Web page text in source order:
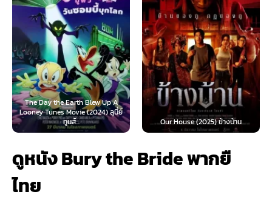
Blew Up A
(2024) ลูนี่ย์
Our House (2025) ข้างบ้าน
Teach You a Lesson
นี้ต้องโดนสั่งส
ดูหนัง Bury the Bride พากยื
ไทย